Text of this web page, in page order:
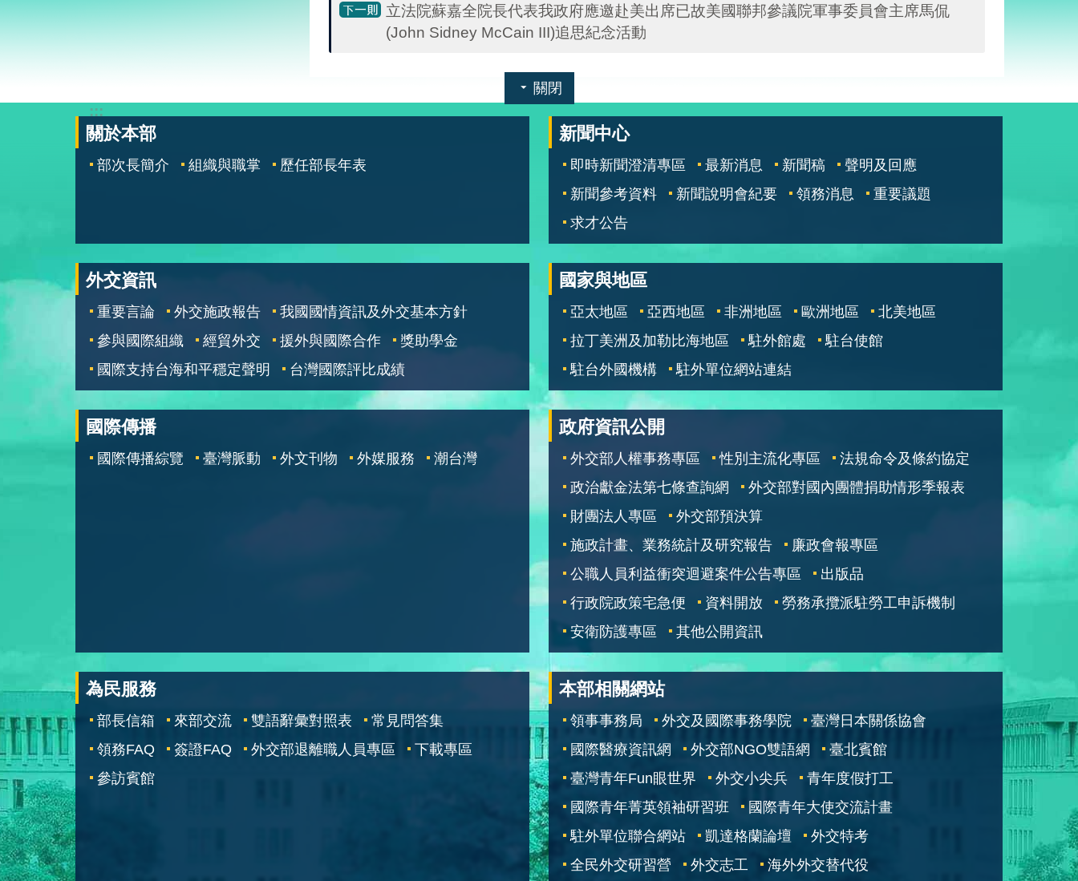
立法院蘇嘉全院長代表我政府應邀赴美出席已故美國聯邦參議院軍事委員會主席馬侃
(John Sidney McCain III)追思紀念活動
關閉
:::
關於本部
部次長簡介 組織與職掌 歷任部長年表
新聞中心
即時新聞澄清專區 最新消息 新聞稿
聲明及回應
新聞參考資料
新聞說明會紀要 領務消息
重要議題
求才公告
外交資訊
重要言論 外交施政報告
我國國情資訊及外交基本方針
參與國際組織
經貿外交 援外與國際合作
獎助學金
國際支持台海和平穩定聲明
台灣國際評比成績
國家與地區
亞太地區 亞西地區 非洲地區 歐洲地區
北美地區
拉丁美洲及加勒比海地區
駐外館處
駐台使館
駐台外國機構
駐外單位網站連結
國際傳播
國際傳播綜覽 臺灣脈動 外文刊物 外媒服務 潮台灣
政府資訊公開
外交部人權事務專區 性別主流化專區
法規命令及條約協定
政治獻金法第七條查詢網
外交部對國內團體捐助情形季報表
財團法人專區
外交部預決算
施政計畫、業務統計及研究報告
廉政會報專區
公職人員利益衝突迴避案件公告專區
出版品
行政院政策宅急便
資料開放
勞務承攬派駐勞工申訴機制
安衛防護專區
其他公開資訊
為民服務
部長信箱 來部交流 雙語辭彙對照表
常見問答集
領務FAQ
簽證FAQ 外交部退離職人員專區
下載專區
參訪賓館
本部相關網站
領事事務局 外交及國際事務學院
臺灣日本關係協會
國際醫療資訊網
外交部NGO雙語網
臺北賓館
臺灣青年Fun眼世界
外交小尖兵
青年度假打工
國際青年菁英領袖研習班
國際青年大使交流計畫
駐外單位聯合網站
凱達格蘭論壇
外交特考
全民外交研習營
外交志工 海外外交替代役